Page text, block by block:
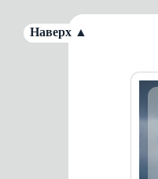
Наверх ▲